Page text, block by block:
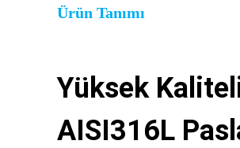
Ürün Tanımı
Yüksek
AISI316L